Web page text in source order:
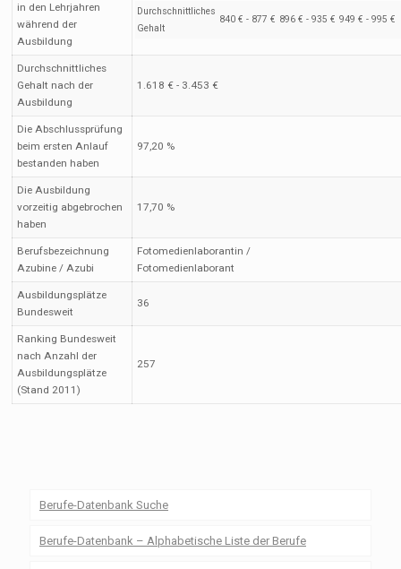
in den Lehrjahren
während der
Ausbildung
Durchschnittliches
Gehalt
840 € - 877 € 896 € - 935 € 949 € - 995 €
Durchschnittliches
Gehalt nach der
Ausbildung
1.618 € - 3.453 €
Die Abschlussprüfung
beim ersten Anlauf
bestanden haben
97,20 %
Die Ausbildung
vorzeitig abgebrochen
haben
17,70 %
Berufsbezeichnung
Azubine / Azubi
Fotomedienlaborantin /
Fotomedienlaborant
Ausbildungsplätze
Bundesweit
36
Ranking Bundesweit
nach Anzahl der
Ausbildungsplätze
(Stand 2011)
257
Berufe-Datenbank Suche
Berufe-Datenbank – Alphabetische Liste der Berufe